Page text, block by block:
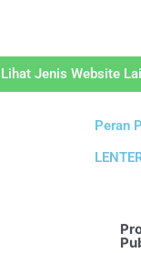
Lihat Jenis Website
Peran